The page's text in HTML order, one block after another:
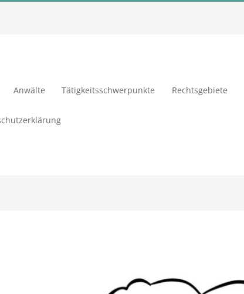
Anwälte Tätigkeitsschwerpunkte Rechtsgebiete